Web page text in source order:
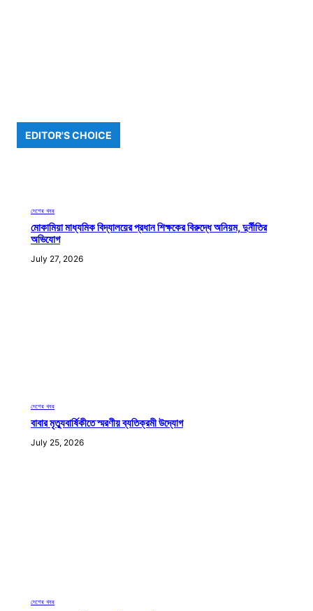
EDITOR'S CHOICE
দেশের খবর
মোকামিয়া মাধ্যমিক বিদ্যালয়ের প্রধান শিক্ষকের বিরুদ্ধে অনিয়ম, দুর্নীতির
অভিযোগ
July 27, 2026
দেশের খবর
বাবার মৃত্যুবার্ষিকীতে স্মরণীয় ব্যতিক্রমী উদ্যোগ
July 25, 2026
দেশের খবর